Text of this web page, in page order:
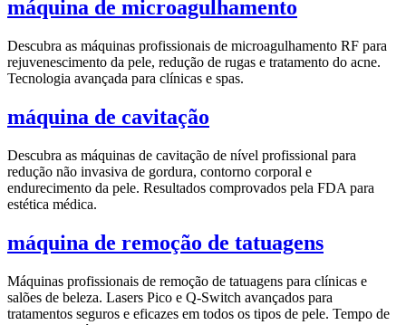
máquina de microagulhamento
Descubra as máquinas profissionais de microagulhamento RF para
rejuvenescimento da pele, redução de rugas e tratamento do acne.
Tecnologia avançada para clínicas e spas.
máquina de cavitação
Descubra as máquinas de cavitação de nível profissional para
redução não invasiva de gordura, contorno corporal e
endurecimento da pele. Resultados comprovados pela FDA para
estética médica.
máquina de remoção de tatuagens
Máquinas profissionais de remoção de tatuagens para clínicas e
salões de beleza. Lasers Pico e Q-Switch avançados para
tratamentos seguros e eficazes em todos os tipos de pele. Tempo de